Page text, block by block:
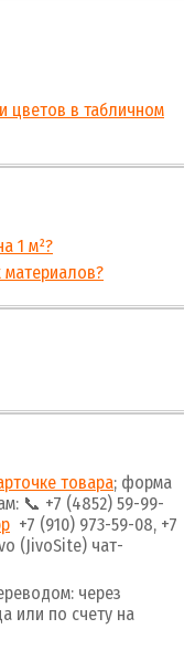
цветов в табличном
1 м²?
материалов?
товара; форма
📞 +7 (4852) 59-99-
+7 (910) 973-59-08, +7
(JivoSite) чат-
через
или по счету на